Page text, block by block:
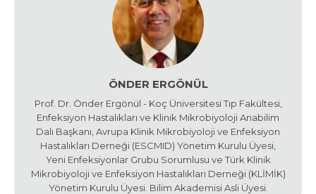
ÖNDER ERGÖNÜL
Prof. Dr. Önder Ergönül - Koç Üniversitesi Tıp Fakültesi,
Enfeksiyon Hastalıkları ve Klinik Mikrobiyoloji Anabilim
Dalı Başkanı, Avrupa Klinik Mikrobiyoloji ve Enfeksiyon
Hastalıkları Derneği (ESCMID) Yönetim Kurulu Üyesi,
Yeni Enfeksiyonlar Grubu Sorumlusu ve Türk Klinik
Mikrobiyoloji ve Enfeksiyon Hastalıkları Derneği (KLİMİK)
Yönetim Kurulu Üyesi. Bilim Akademisi Asli Üyesi.